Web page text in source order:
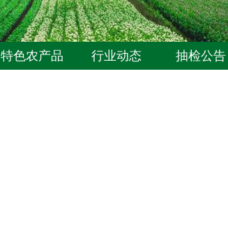
特色农产品 行业动态 抽检公告